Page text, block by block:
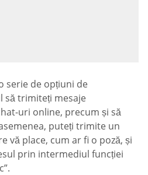
serie de opțiuni de
să trimiteți mesaje
uri online, precum și să
puteți trimite un
vă place, cum ar fi o poză, și
prin intermediul funcției